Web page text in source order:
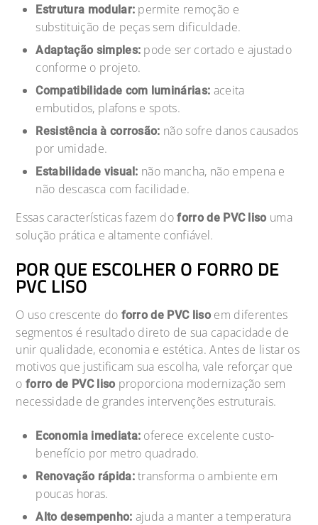
Estrutura modular: permite remoção e
substituição de peças sem dificuldade.
Adaptação simples: pode ser cortado e ajustado
conforme o projeto.
Compatibilidade com luminárias: aceita
embutidos, plafons e spots.
Resistência à corrosão: não sofre danos causados
por umidade.
Estabilidade visual: não mancha, não empena e
não descasca com facilidade.
Essas características fazem do forro de PVC liso uma
solução prática e altamente confiável.
POR QUE ESCOLHER O FORRO DE
PVC LISO
O uso crescente do forro de PVC lisoem diferentes
segmentos é resultado direto de sua capacidade de
unir qualidade, economia e estética. Antes de listar os
motivos que justificam sua escolha, vale reforçar que
oforro de PVC liso proporciona modernização sem
necessidade de grandes intervenções estruturais.
Economia imediata: oferece excelente custo-
benefício por metro quadrado.
Renovação rápida:transforma o ambiente em
poucas horas.
Alto desempenho: ajuda a manter a temperatura